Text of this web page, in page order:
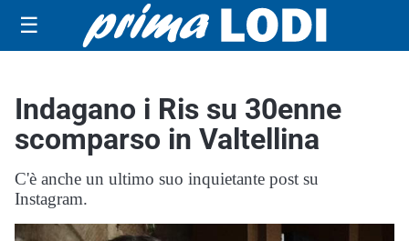
☰
Indagano i Ris su 30enne
scomparso in Valtellina
C'è anche un ultimo suo inquietante post su
Instagram.